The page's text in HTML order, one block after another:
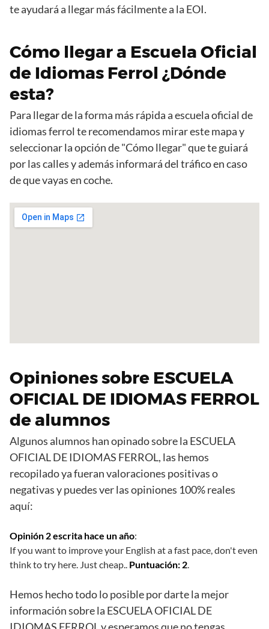
te ayudará a llegar más fácilmente a la EOI.
Cómo llegar a Escuela Oficial
de Idiomas Ferrol ¿Dónde
esta?
Para llegar de la forma más rápida a escuela oficial de
idiomas ferrol te recomendamos mirar este mapa y
seleccionar la opción de "Cómo llegar" que te guiará
por las calles y además informará del tráfico en caso
de que vayas en coche.
Opiniones sobre ESCUELA
OFICIAL DE IDIOMAS FERROL
de alumnos
Algunos alumnos han opinado sobre la ESCUELA
OFICIAL DE IDIOMAS FERROL, las hemos
recopilado ya fueran valoraciones positivas o
negativas y puedes ver las opiniones 100% reales
aquí:
Opinión 2 escrita hace un año:
If you want to improve your English at a fast pace, don't even
think to try here. Just cheap.. Puntuación: 2
Hemos hecho todo lo posible por darte la mejor
información sobre la ESCUELA OFICIAL DE